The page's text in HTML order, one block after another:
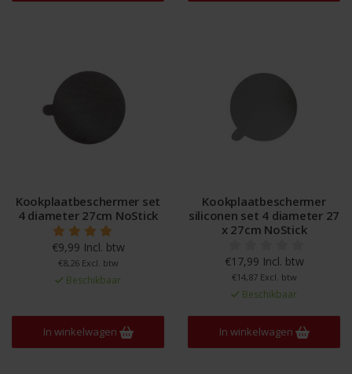
Kookplaatbeschermer set
4 diameter 27cm NoStick
€9,99 Incl. btw
€8,26 Excl. btw
Beschikbaar
In winkelwagen
Kookplaatbeschermer
siliconen set 4 diameter 27
x 27cm NoStick
€17,99 Incl. btw
€14,87 Excl. btw
Beschikbaar
In winkelwagen